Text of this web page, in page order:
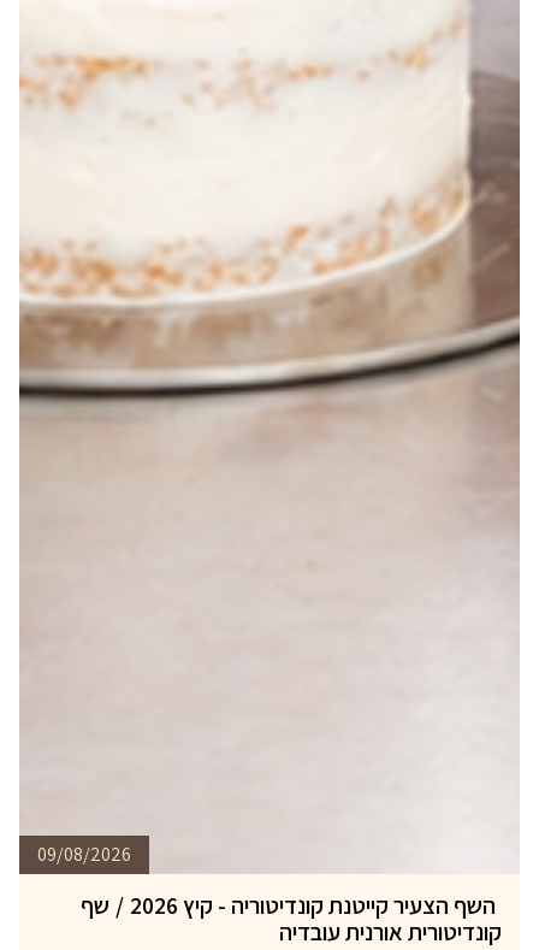
09/08/2026
השף הצעיר קייטנת קונדיטוריה - קיץ 2026 / שף
קונדיטורית אורנית עובדיה